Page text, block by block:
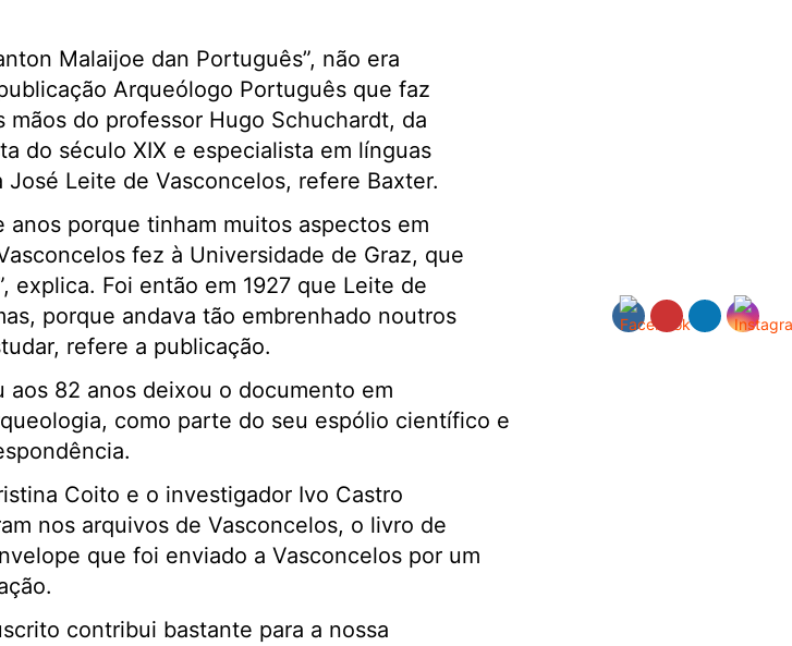
Malaijoe dan Português”, não era
Arqueólogo Português que faz
do professor Hugo Schuchardt, da
do século XIX e especialista em línguas
Leite de Vasconcelos, refere Baxter.
porque tinham muitos aspectos em
fez à Universidade de Graz, que
explica. Foi então em 1927 que Leite de
porque andava tão embrenhado noutros
refere a publicação.
82 anos deixou o documento em
como parte do seu espólio científico e
Coito e o investigador Ivo Castro
nos arquivos de Vasconcelos, o livro de
que foi enviado a Vasconcelos por um
contribui bastante para a nossa